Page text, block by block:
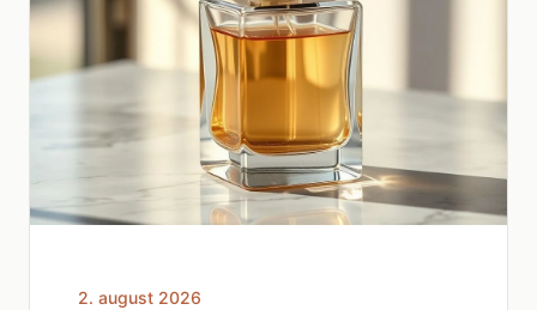
2. august 2026